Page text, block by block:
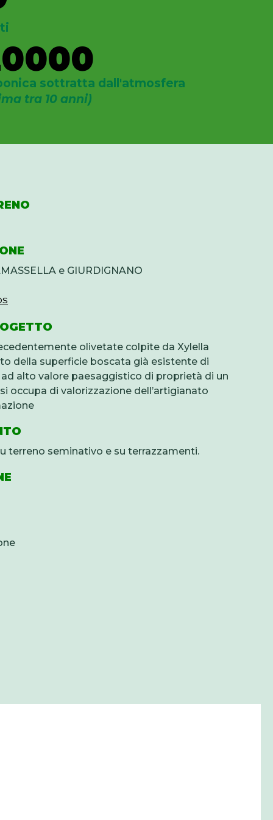
sottratta dall'atmosfera
tra 10 anni)
e GIURDIGNANO
olivetate colpite da Xylella
della superficie boscata già esistente di
alto valore paesaggistico di proprietà di un
occupa di valorizzazione dell’artigianato
terreno seminativo e su terrazzamenti.